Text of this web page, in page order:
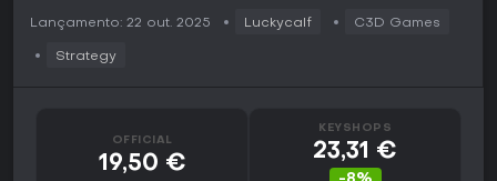
Lançamento: 22 out. 2025 Luckycalf C3D Games
Strategy
OFFICIAL
19,50 €
KEYSHOPS
23,31 €